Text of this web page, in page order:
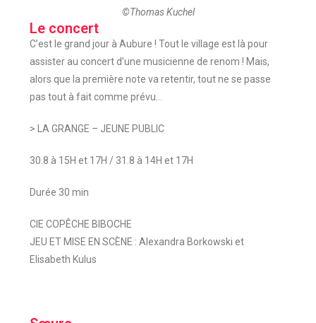
©Thomas Kuchel
Le concert
C’est le grand jour à Aubure ! Tout le village est là pour
assister au concert d’une musicienne de renom ! Mais,
alors que la première note va retentir, tout ne se passe
pas tout à fait comme prévu…
> LA GRANGE – JEUNE PUBLIC
30.8 à 15H et 17H / 31.8 à 14H et 17H
Durée 30 min
CIE COPÊCHE BIBOCHE
JEU ET MISE EN SCÈNE : Alexandra Borkowski et
Elisabeth Kulus